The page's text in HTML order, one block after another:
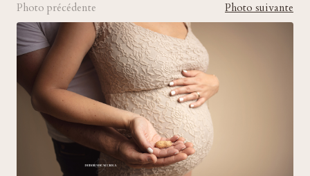
Photo précédente Photo suivante